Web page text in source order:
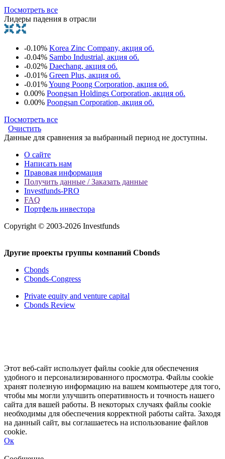
Посмотреть все
Лидеры падения в отрасли
-0.10% Korea Zinc Company, акция об.
-0.04% Sambo Industrial, акция об.
-0.02% Daechang, акция об.
-0.01% Green Plus, акция об.
-0.01%Young Poong Corporation, акция об.
0.00% Poongsan Holdings Corporation, акция об.
0.00% Poongsan Corporation, акция об.
Посмотреть все
Очистить
Данные для сравнения за выбранный период не доступны.
О сайте
Написать нам
Правовая информация
Получить данные / Заказать данные
Investfunds-PRO
FAQ
Портфель инвестора
Copyright © 2003-2026 Investfunds
Другие проекты группы компаний Cbonds
Cbonds
Cbonds-Congress
Private equity and venture capital
Cbonds Review
Этот веб-сайт использует файлы cookie для обеспечения
удобного и персонализированного просмотра. Файлы cookie
хранят полезную информацию на вашем компьютере для того,
чтобы мы могли улучшить оперативность и точность нашего
сайта для вашей работы. В некоторых случаях файлы cookie
необходимы для обеспечения корректной работы сайта. Заходя
на данный сайт, вы соглашаетесь на использование файлов
cookie.
Ок